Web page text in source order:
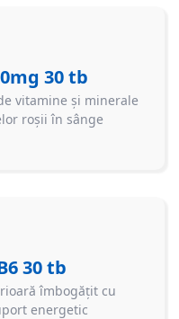
30 tb
vitamine și minerale
roșii în sânge
30 tb
îmbogăţit cu
energetic